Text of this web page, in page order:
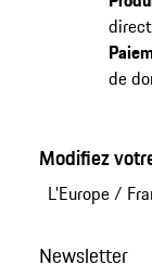
de
Modifiez
L'Europe/
Newsletter